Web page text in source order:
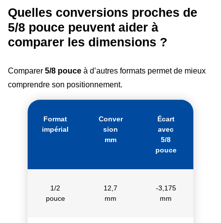
Quelles conversions proches de
5/8 pouce peuvent aider à
comparer les dimensions ?
Comparer 5/8 pouce à d’autres formats permet de mieux
comprendre son positionnement.
Format
impérial
Conver
sion
mm
Écart
avec
5/8
pouce
1/2
pouce
12,7
mm
-3,175
mm